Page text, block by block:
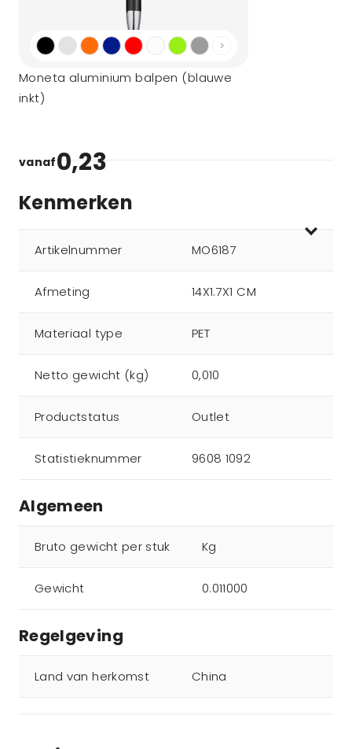
Moneta aluminium balpen (blauwe
inkt)
vanaf0,23
Kenmerken
Artikelnummer MO6187
Afmeting 14X1.7X1 CM
Materiaal type PET
Netto gewicht (kg) 0,010
Productstatus Outlet
Statistieknummer 9608 1092
Algemeen
Bruto gewicht per stuk Kg
Gewicht 0.011000
Regelgeving
Land van herkomst China